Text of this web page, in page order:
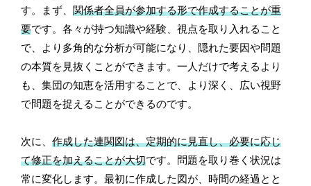
す。まず、関係者全員が参加する形で作成することが重
要です。各々が持つ知識や経験、視点を取り入れること
で、より多角的な分析が可能になり、隠れた要因や問題
の本質を見抜くことができます。一人だけで考えるより
も、集団の知恵を活用することで、より深く、広い視野
で問題を捉えることができるのです。
次に、作成した連関図は、定期的に見直し、必要に応じ
て修正を加えることが大切です。問題を取り巻く状況は
常に変化します。最初に作成した図が、時間の経過とと